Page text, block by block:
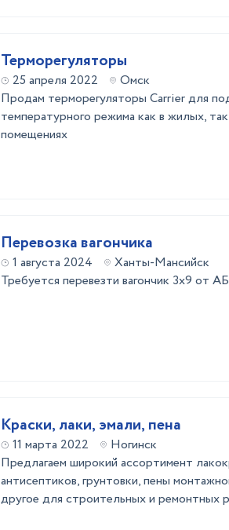
Терморегуляторы
25 апреля 2022
Омск
Продам терморегуляторы Carrier для
температурного режима как в жилых,
помещениях
Перевозка вагончика
1 августа 2024
Ханты-Мансийск
Требуется перевезти вагончик 3х9 от
Краски, лаки, эмали, пена
11 марта 2022
Ногинск
Предлагаем широкий ассортимент
антисептиков, грунтовки, пены
другое для строительных и ремонтных